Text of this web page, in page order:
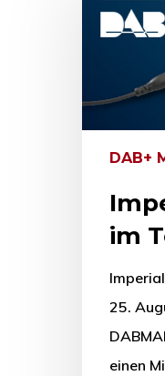
DAB+
im
25.
einen